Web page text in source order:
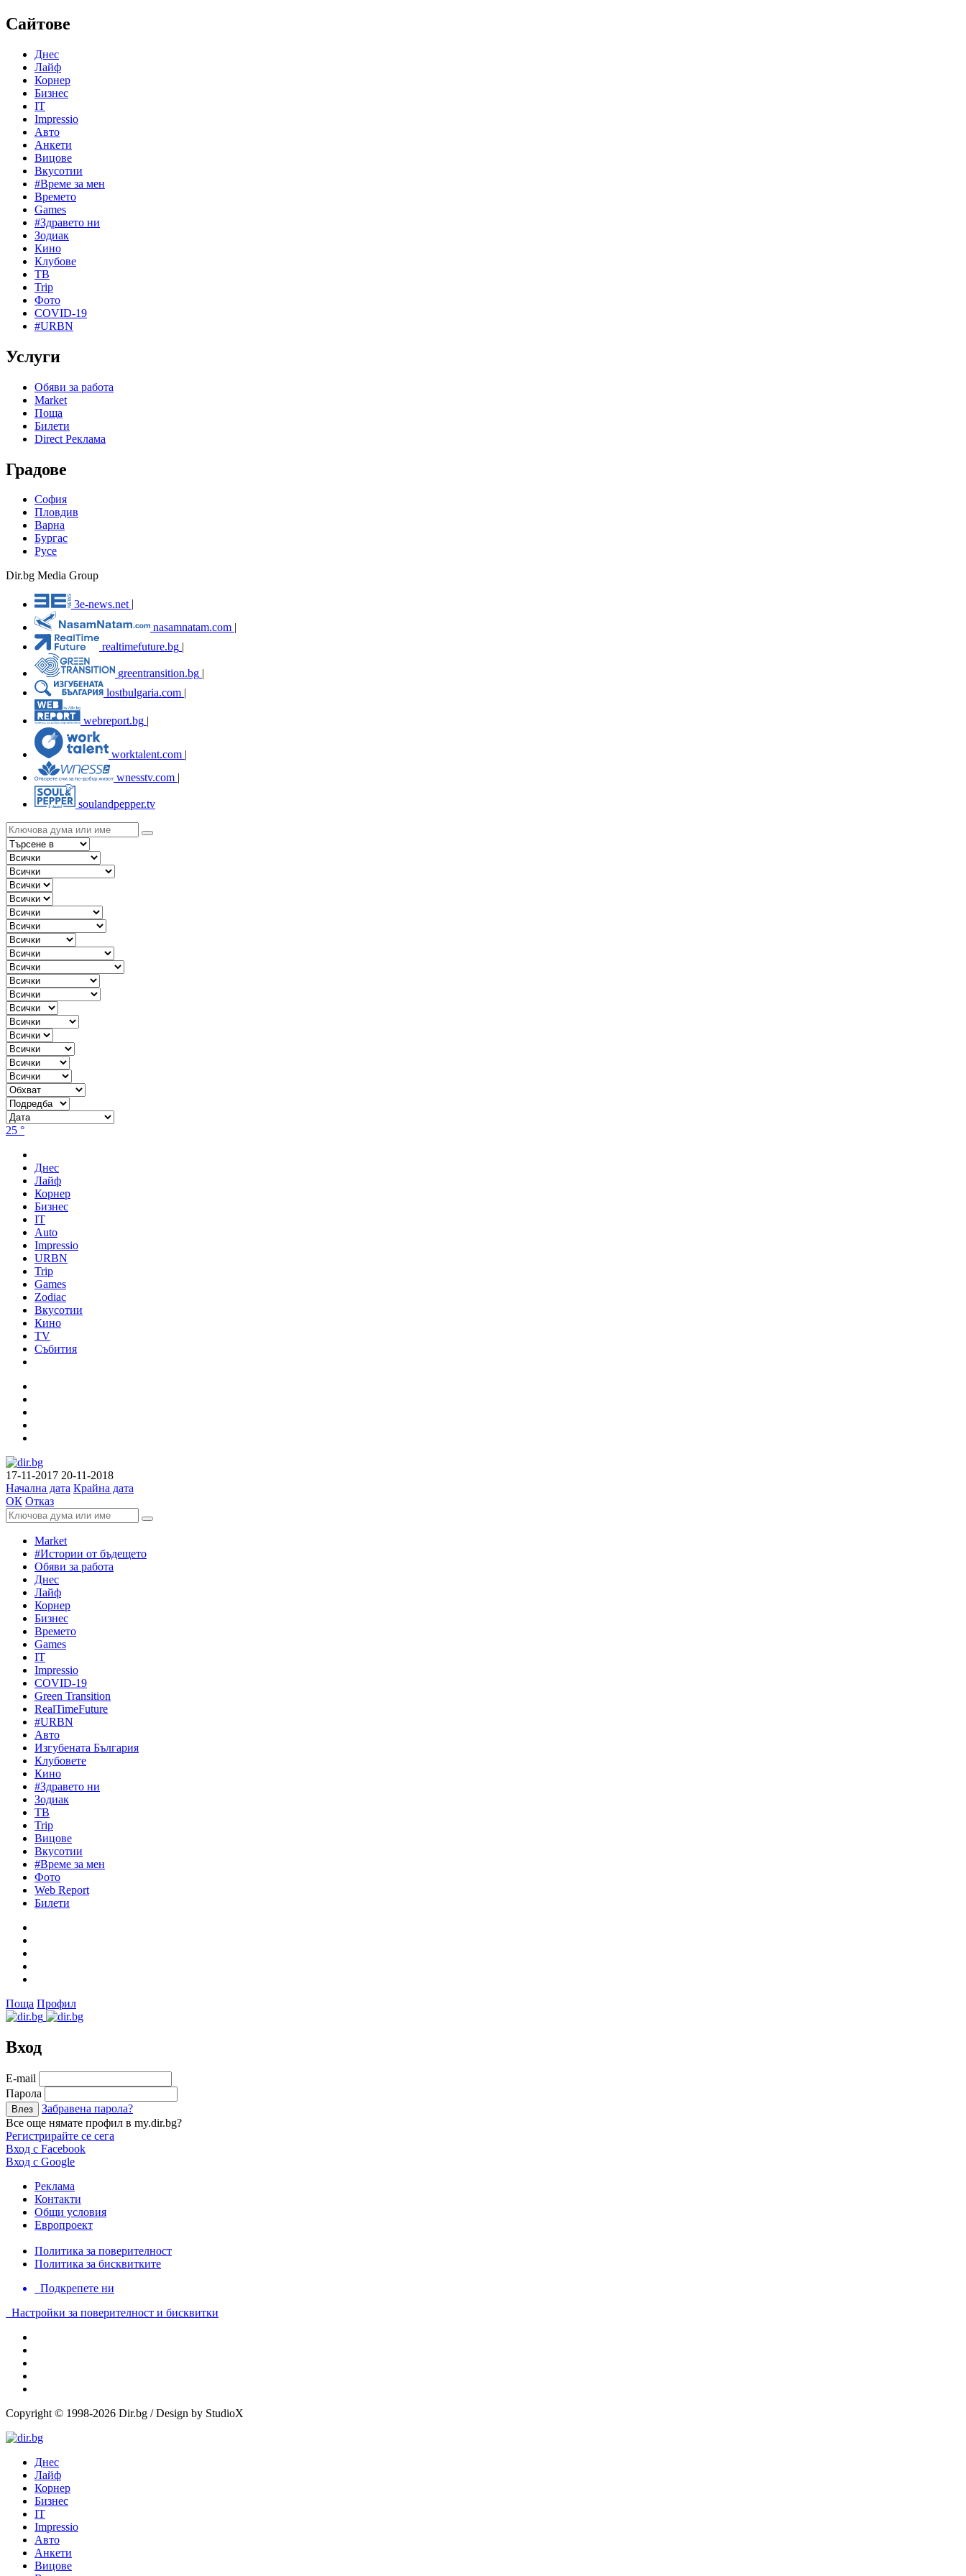
Сайтове
Днес
Лайф
Корнер
Бизнес
IT
Impressio
Авто
Анкети
Вицове
Вкусотии
#Време за мен
Времето
Games
#Здравето ни
Зодиак
Кино
Клубове
ТВ
Trip
Фото
COVID-19
#URBN
Услуги
Обяви за работа
Market
Поща
Билети
Direct Реклама
Градове
София
Пловдив
Варна
Бургас
Русе
Dir.bg Media Group
3e-news.net
nasamnatam.com |
realtimefuture.bg |
greentransition.bg |
lostbulgaria.com |
webreport.bg
worktalent.com |
wnesstv.com |
soulandpepper.tv
25 °
Днес
Лайф
Корнер
Бизнес
IT
Auto
Impressio
URBN
Trip
Games
Zodiac
Вкусотии
Кино
TV
Събития
17-11-2017 20-11-2018
Начална дата Крайна дата
ОК Отказ
Market
#Истории от бъдещето
Обяви за работа
Днес
Лайф
Корнер
Бизнес
Времето
Games
IT
Impressio
COVID-19
Green Transition
RealTimeFuture
#URBN
Авто
Изгубената България
Клубовете
Кино
#Здравето ни
Зодиак
ТВ
Trip
Вицове
Вкусотии
#Време за мен
Фото
Web Report
Билети
Поща Профил
Вход
Е-mail
Парола
Забравена парола?
Все още нямате профил в my.dir.bg?
Регистрирайте се сега
Вход с Facebook
Вход с Google
Реклама
Контакти
Общи условия
Европроект
Политика за поверителност
Политика за бисквитките
Подкрепете ни
Настройки за поверителност и бисквитки
Copyright © 1998-2026 Dir.bg / Design by StudioX
Днес
Лайф
Корнер
Бизнес
IT
Impressio
Авто
Анкети
Вицове